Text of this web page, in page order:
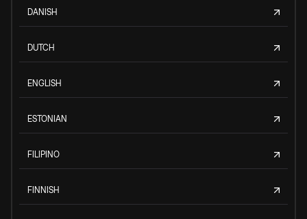
DANISH
DUTCH
ENGLISH
ESTONIAN
FILIPINO
FINNISH